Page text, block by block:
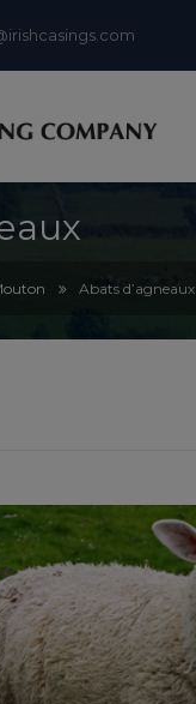
Abats d’agneaux